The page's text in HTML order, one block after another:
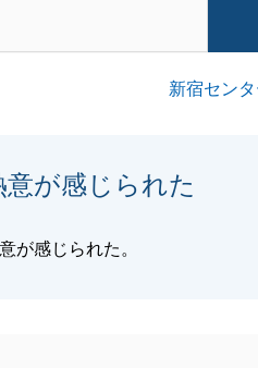
新宿セン
意が感じられた
が感じられた。